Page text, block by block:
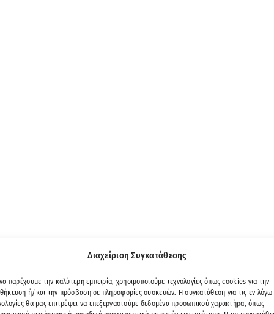
Διαχείριση Συγκατάθεσης
παρέχουμε την καλύτερη εμπειρία, χρησιμοποιούμε τεχνολογίες όπως cookies για την
ή/και την πρόσβαση σε πληροφορίες συσκευών. Η συγκατάθεση για τις εν λόγω
θα μας επιτρέψει να επεξεργαστούμε δεδομένα προσωπικού χαρακτήρα, όπως